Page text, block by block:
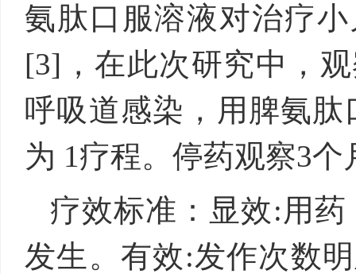
氨肽口服溶液对治疗
[3]，在此次研究中，
呼吸道感染，用脾氨肽
为 1疗程。停药观察3
疗效标准：显效:用
发生。有效:发作次数